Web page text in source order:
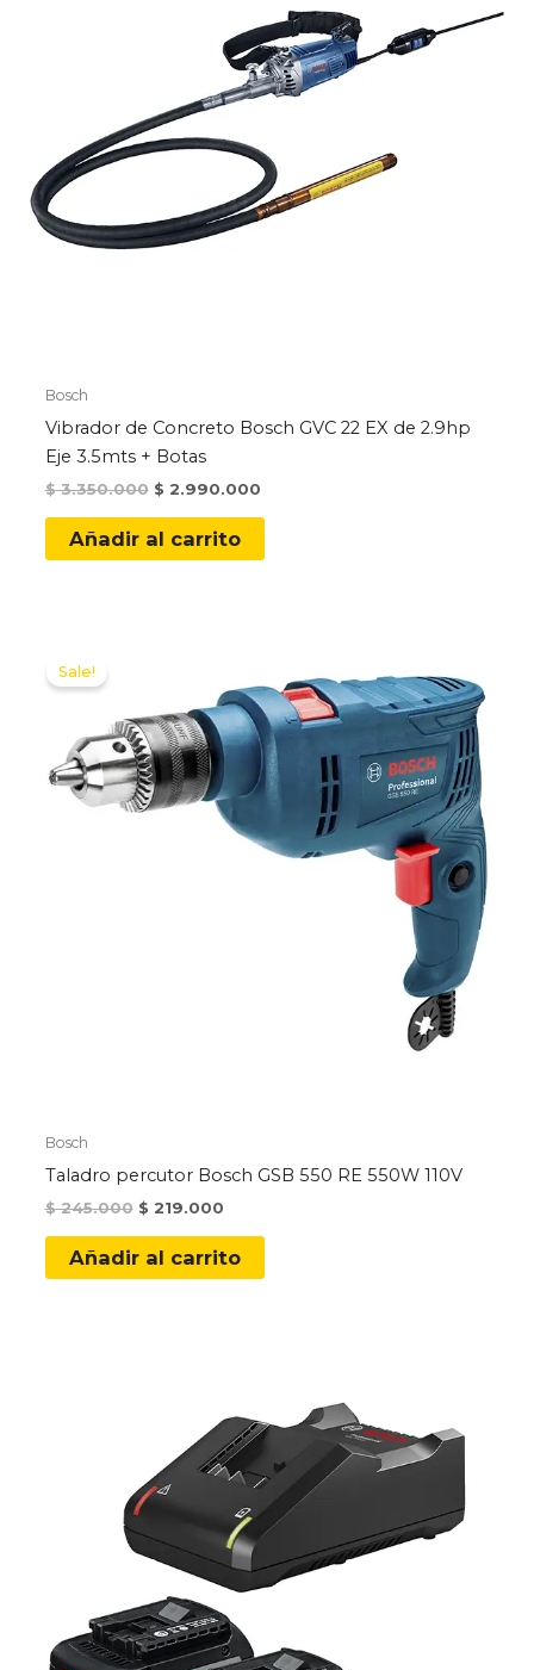
Bosch
Vibrador de Concreto Bosch GVC 22 EX de 2.9hp
Eje 3.5mts + Botas
$3.350.000 Original
was:
$ 3.350.000.
$ 2.990.000Current
Añadir al carrito
Sale!
Bosch
Taladro percutor Bosch GSB 550 RE 550W 110V
$245.000 Original
was:
$ 245.000.
$ 219.000Current
$ 219.000.
Añadir al carrito